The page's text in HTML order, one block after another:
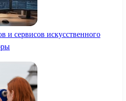
и сервисов искусственного